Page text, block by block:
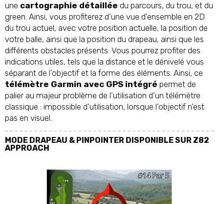
une cartographie détaillée du parcours, du trou, et du
green. Ainsi, vous profiterez d’une vue d’ensemble en 2D
du trou actuel, avec votre position actuelle, la position de
votre balle, ainsi que la position du drapeau, ainsi que les
différents obstacles présents. Vous pourrez profiter des
indications utiles, tels que la distance et le dénivelé vous
séparant de l’objectif et la forme des éléments. Ainsi, ce
télémètre Garmin avec GPS intégré permet de
palier au majeur problème de l’utilisation d’un télémètre
classique : impossible d’utilisation, lorsque l’objectif n’est
pas en visuel.
MODE DRAPEAU & PINPOINTER DISPONIBLE SUR Z82
APPROACH